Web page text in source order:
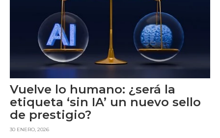
Vuelve lo humano: ¿será la
etiqueta ‘sin IA’ un nuevo sello
de prestigio?
30 ENERO, 2026